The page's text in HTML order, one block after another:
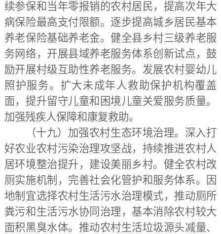
续参保和当年零报销的农村居民，提高次年大
病保险最高支付限额。逐步提高城乡居民基本
养老保险基础养老金。健全县乡村三级养老服
务网络，开展县域养老服务体系创新试点，鼓
励开展村级互助性养老服务。发展农村婴幼儿
照护服务。扩大未成年人救助保护机构覆盖
面，提升留守儿童和困境儿童关爱服务质量。
加强残疾人保障和康复救助。
（十九）加强农村生态环境治理。 深入打
好农业农村污染治理攻坚战，持续推进农村人
居环境整治提升，建设美丽乡村。健全农村改
厕实施机制，完善社会化管护和服务体系。因
地制宜选择农村生活污水治理模式，推动厕所
粪污和生活污水协同治理，基本消除农村较大
面积黑臭水体。推动农村生活垃圾源头减量、